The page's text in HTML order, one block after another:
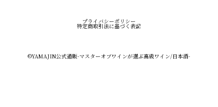
プライバシーポリシー
特定商取引法に基づく表記
©︎YAMAJIN公式通販-マスターオブワインが選ぶ高級ワイン/日本酒-